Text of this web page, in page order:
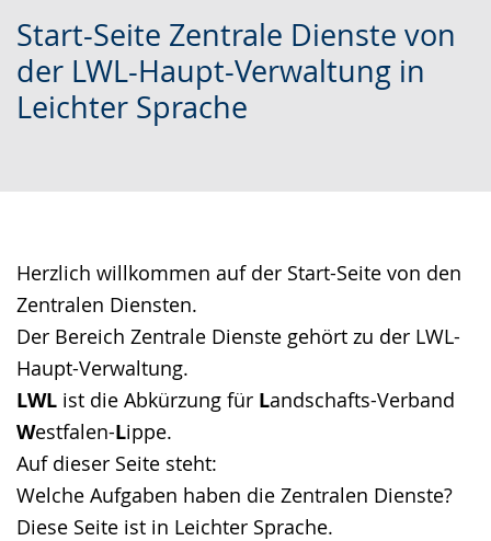
Leichten
Sprache
wechseln.
Audio-
Unterstützung.
Video
in
Deutscher
angezeigt.
Start-Seite Zentrale Dienste von
der LWL-Haupt-Verwaltung in
Leichter Sprache
Herzlich willkommen auf der Start-Seite von den
Zentralen Diensten.
Der Bereich Zentrale Dienste gehört zu der LWL-
Haupt-Verwaltung.
LWL ist die Abkürzung für Landschafts-Verband
Westfalen-Lippe.
Auf dieser Seite steht:
Welche Aufgaben haben die Zentralen Dienste?
Diese Seite ist in Leichter Sprache.